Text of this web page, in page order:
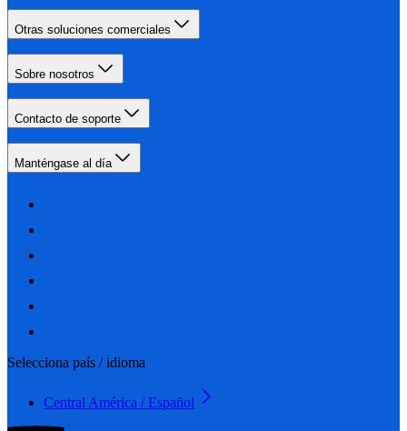
Otras soluciones comerciales
Sobre nosotros
Contacto de soporte
Manténgase al día
Selecciona país / idioma
Central América / Español